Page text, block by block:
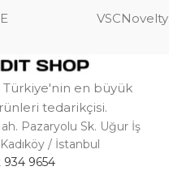
VSCNovelty
en büyük
tedarikçisi.
Pazaryolu Sk. Uğur İş
/ İstanbul
934 9654